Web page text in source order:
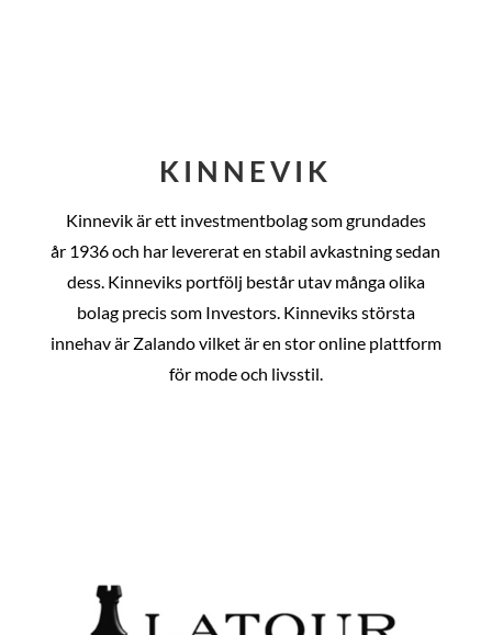
KINNEVIK
Kinnevik är ett investmentbolag som grundades
år 1936 och har levererat en stabil avkastning sedan
dess. Kinneviks portfölj består utav många olika
bolag precis som Investors. Kinneviks största
innehav är Zalando vilket är en stor online plattform
för mode och livsstil.